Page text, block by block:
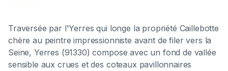
Traversée par l'Yerres qui longe la propriété Caillebotte
chère au peintre impressionniste avant de filer vers la
Seine, Yerres (91330) compose avec un fond de vallée
sensible aux crues et des coteaux pavillonnaires